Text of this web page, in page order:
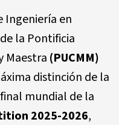
Ingeniería en
la Pontificia
Maestra (PUCMM)
distinción de la
mundial de la
2025-2026,